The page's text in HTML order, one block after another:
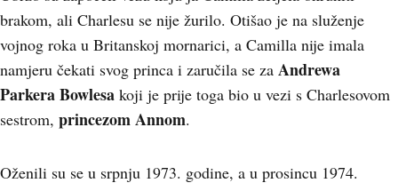
brakom, ali Charlesu se nije žurilo. Otišao je na služenje
vojnog roka u Britanskoj mornarici, a Camilla nije imala
namjeru čekati svog princa i zaručila se za Andrewa
Parkera Bowlesa koji je prije toga bio u vezi s Charlesovom
sestrom, princezom Annom.
Oženili su se u srpnju 1973. godine, a u prosincu 1974.